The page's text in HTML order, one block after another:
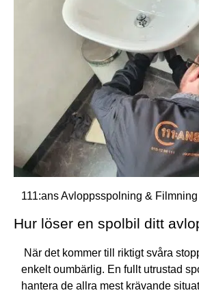
111:ans Avloppsspolning &
Hur löser en spolbil ditt
När det kommer till riktigt svåra
enkelt oumbärlig. En fullt utrustad
hantera de allra mest krävande